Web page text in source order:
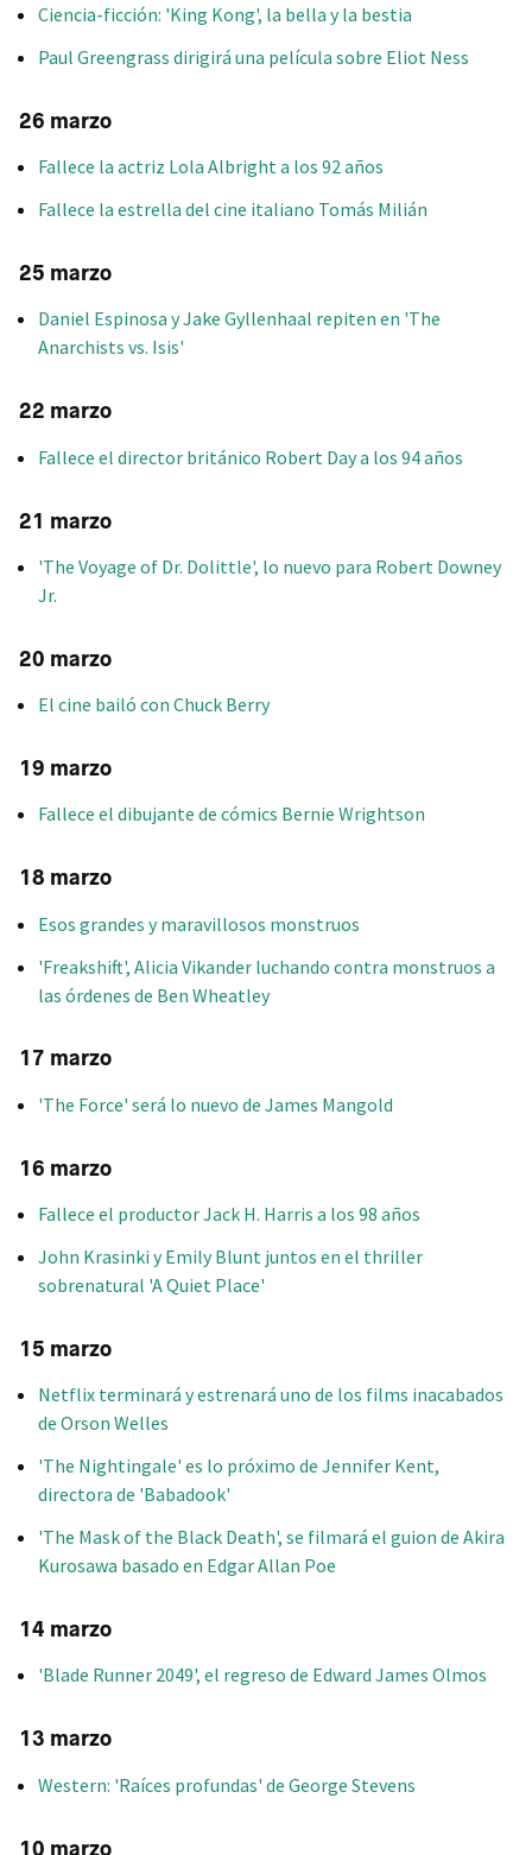
Ciencia-ficción: 'King Kong', la bella y la bestia
Paul Greengrass dirigirá una película sobre Eliot Ness
26 marzo
Fallece la actriz Lola Albright a los 92 años
Fallece la estrella del cine italiano Tomás Milián
25 marzo
Daniel Espinosa y Jake Gyllenhaal repiten en 'The
Anarchists vs. Isis'
22 marzo
Fallece el director británico Robert Day a los 94 años
21 marzo
'The Voyage of Dr. Dolittle', lo nuevo para Robert Downey
Jr.
20 marzo
El cine bailó con Chuck Berry
19 marzo
Fallece el dibujante de cómics Bernie Wrightson
18 marzo
Esos grandes y maravillosos monstruos
'Freakshift', Alicia Vikander luchando contra monstruos a
las órdenes de Ben Wheatley
17 marzo
'The Force' será lo nuevo de James Mangold
16 marzo
Fallece el productor Jack H. Harris a los 98 años
John Krasinki y Emily Blunt juntos en el thriller
sobrenatural 'A Quiet Place'
15 marzo
Netflix terminará y estrenará uno de los films inacabados
de Orson Welles
'The Nightingale' es lo próximo de Jennifer Kent,
directora de 'Babadook'
'The Mask of the Black Death', se filmará el guion de Akira
Kurosawa basado en Edgar Allan Poe
14 marzo
'Blade Runner 2049', el regreso de Edward James Olmos
13 marzo
Western: 'Raíces profundas' de George Stevens
10 marzo